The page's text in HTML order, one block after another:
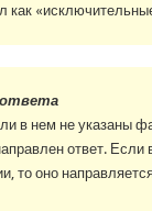
как
в нем не указаны
ответ.
то оно